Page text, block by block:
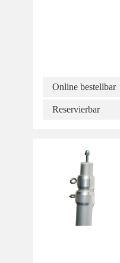
Online bestellbar
Reservierbar